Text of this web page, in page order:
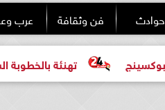
حوادث فن وثقافة عرب
تهنئة بالخطوبة السعيدة..